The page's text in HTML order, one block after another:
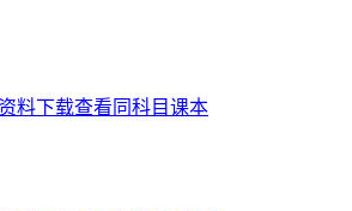
料下载查看同科目课本